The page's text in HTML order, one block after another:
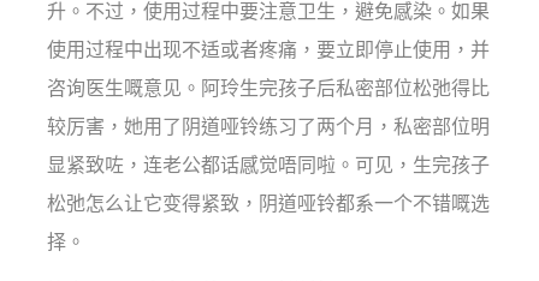
升。不过，使用过程中要注意卫生，避免感染。如果
使用过程中出现不适或者疼痛，要立即停止使用，并
咨询医生嘅意见。阿玲生完孩子后私密部位松弛得比
较厉害，她用了阴道哑铃练习了两个月，私密部位明
显紧致咗，连老公都话感觉唔同啦。可见，生完孩子
松弛怎么让它变得紧致，阴道哑铃都系一个不错嘅选
择。